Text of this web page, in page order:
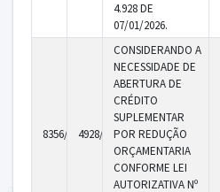
4.928 DE
07/01/2026.
8356/20264928/2026
CONSIDERANDO A
NECESSIDADE DE
ABERTURA DE
CRÉDITO
SUPLEMENTAR
POR REDUÇÃO
ORÇAMENTARIA
CONFORME LEI
AUTORIZATIVA Nº